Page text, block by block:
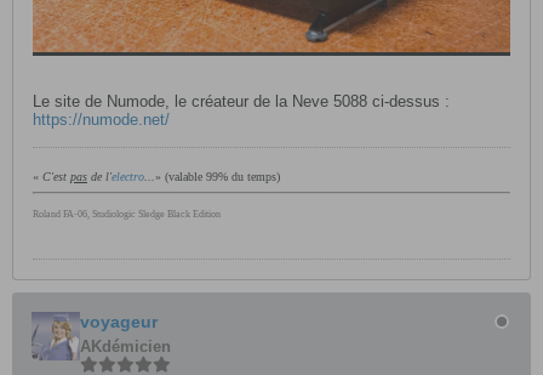
Le site de Numode, le créateur de la Neve 5088 ci-dessus :
https://numode.net/
« C'est pas de l'electro » (valable 99% du temps)
Roland FA-06, Studiologic Sledge Black Edition
voyageur
AKdémicien